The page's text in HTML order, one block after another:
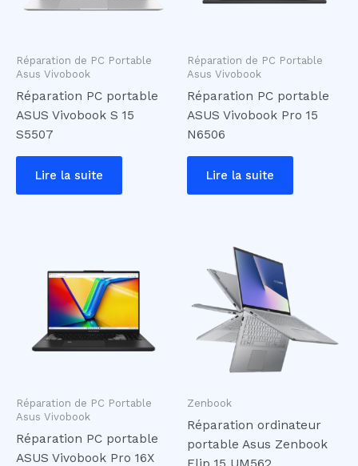
Réparation de PC Portable
Asus Vivobook
Réparation PC portable
ASUS Vivobook S 15
S5507
Lire la suite
Réparation de PC Portable
Asus Vivobook
Réparation PC portable
ASUS Vivobook Pro 15
N6506
Lire la suite
Réparation de PC Portable
Asus Vivobook
Réparation PC portable
ASUS Vivobook Pro 16X
Zenbook
Réparation ordinateur
portable Asus Zenbook